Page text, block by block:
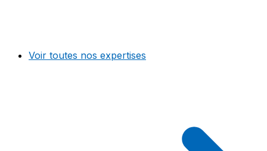
Voir toutes nos expertises